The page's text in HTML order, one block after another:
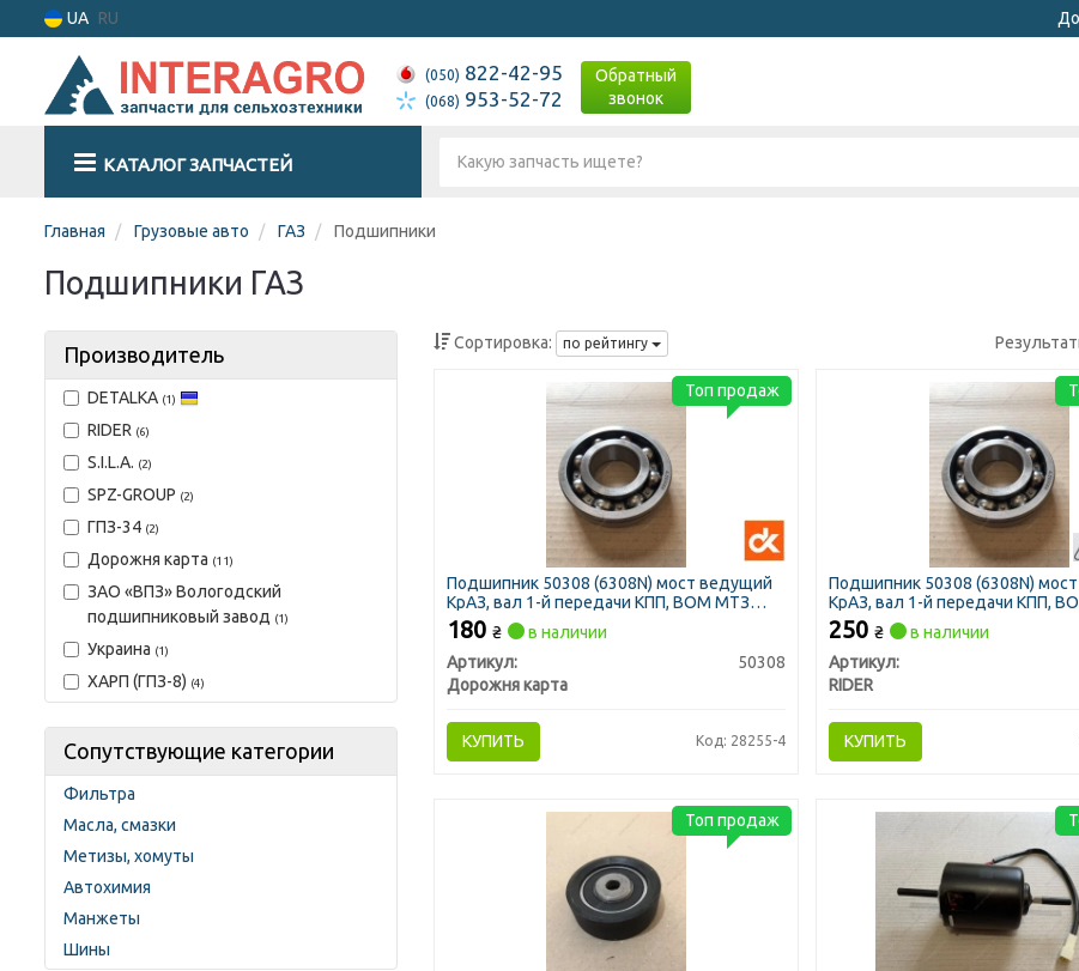
UA RU
(050) 822-42-95
(068) 953-52-72
Обратный
звонок
КАТАЛОГ ЗАПЧАСТЕЙ
Главная Грузовые авто ГАЗ Подшипники
Подшипники ГАЗ
Производитель
DETALKA (1)
RIDER (6)
S.I.L.A. (2)
SPZ-GROUP (2)
ГПЗ-34 (2)
Дорожня карта (11)
ЗАО «ВПЗ» Вологодский
подшипниковый завод (1)
Украина (1)
ХАРП (ГПЗ-8) (4)
Сопутствующие категории
Фильтра
Масла, смазки
Метизы, хомуты
Автохимия
Манжеты
Шины
Сортировка: по рейтингу
Подшипник 50308 (6308N) мост ведущий
КрАЗ, вал 1-й передачи КПП, ВОМ МТЗ
<ДК>
180 ₴
в наличии
Артикул:
50308
Дорожня карта
КУПИТЬ Код: 28255-4
Топ продаж
Подшипник 50308 (6308N)
КрАЗ, вал 1-й передачи КПП,
(RIDER)
250₴
в наличии
Артикул:
RIDER
КУПИТЬ
Топ продаж